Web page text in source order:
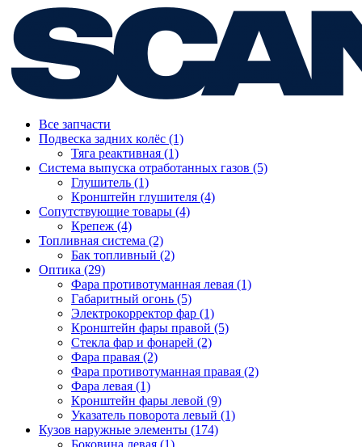
Все запчасти
Подвеска задних колёс (1)
Тяга реактивная (1)
Система выпуска отработанных газов (5)
Глушитель (1)
Кронштейн глушителя (4)
Сопутствующие товары (4)
Крепеж (4)
Топливная система (2)
Бак топливный (2)
Оптика (29)
Фара противотуманная левая (1)
Габаритный огонь (5)
Электрокорректор фар (1)
Кронштейн фары правой (5)
Стекла фар и фонарей (2)
Фара правая (2)
Фара противотуманная правая (2)
Фара левая (1)
Кронштейн фары левой (9)
Указатель поворота левый (1)
Кузов наружные элементы (174)
Боковина левая (1)